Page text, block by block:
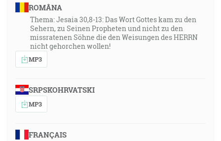
ROMÂNA
Thema: Jesaia 30,8-13: Das Wort Gottes kam zu den
Sehern, zu Seinen Propheten und nicht zu den
missratenen Söhne die den Weisungen des HERRN
nicht gehorchen wollen!
MP3
SRPSKOHRVATSKI
MP3
FRANÇAIS